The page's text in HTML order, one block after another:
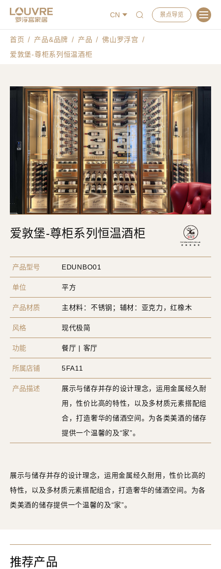
CN 景点导览
首页 产品&品牌 产品
佛山罗浮宫
爱敦堡-尊柜系列恒温酒柜
爱敦堡-尊柜系列恒温酒柜
产品型号 EDUNBO01
单位 平方
产品材质 主材料：不锈钢；辅材：亚克力，红橡木
风格 现代极简
功能 餐厅 | 客厅
所属店铺 5FA11
产品描述
展示与储存并存的设计理念，运用金属经久耐
用，性价比高的特性，以及多材质元素搭配组
合，打造奢华的储酒空间。为各类美酒的储存
提供一个温馨的及“家”。
展示与储存并存的设计理念，运用金属经久耐用，性价比高的
特性，以及多材质元素搭配组合，打造奢华的储酒空间。为各
类美酒的储存提供一个温馨的及“家”。
推荐产品